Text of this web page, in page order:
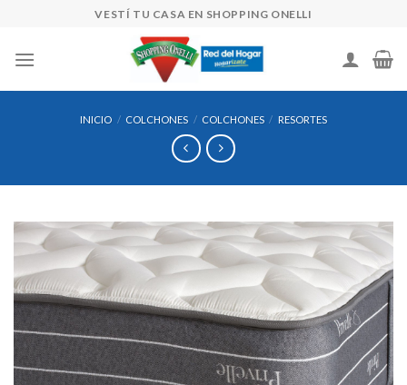
content
VESTÍ TU CASA EN SHOPPING ONELLI
INICIO / COLCHONES / COLCHONES / RESORTES